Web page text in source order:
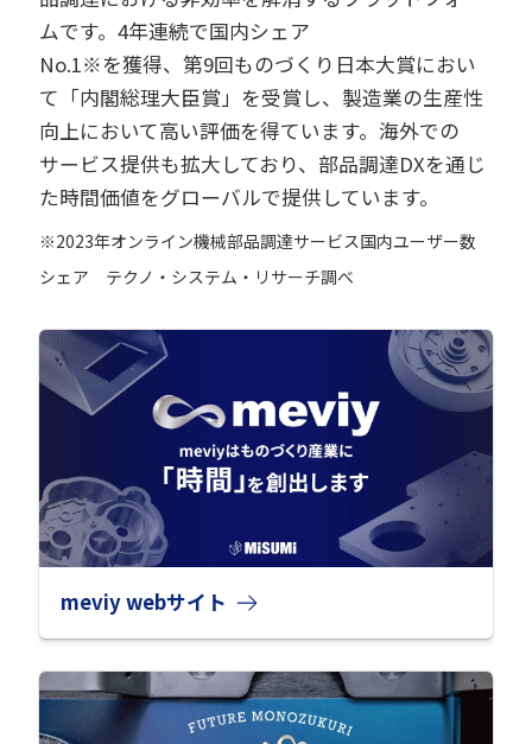
ムです。4年連続で国内シェア
No.1※を獲得、第9回ものづくり日本大賞におい
て「内閣総理大臣賞」を受賞し、製造業の生産性
向上において高い評価を得ています。海外での
サービス提供も拡大しており、部品調達DXを通じ
た時間価値をグローバルで提供しています。
※2023年オンライン機械部品調達サービス国内ユーザー数
シェア テクノ・システム・リサーチ調べ
meviy webサイト